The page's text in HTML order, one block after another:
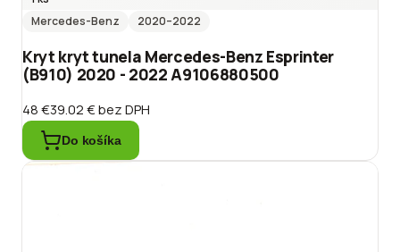
Mercedes-Benz
2020–2022
Kryt kryt tunela Mercedes-Benz Esprinter
(B910) 2020 - 2022 A9106880500
48 €39.02 €bez DPH
Do košíka